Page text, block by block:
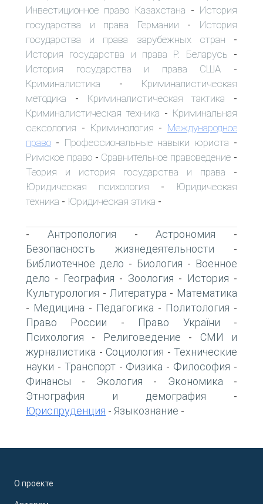
Инвестиционное право Казахстана - История
государства и права Германии - История
государства и права зарубежных стран -
История государства и права Р. Беларусь -
История государства и права США -
Криминалистика - Криминалистическая
методика - Криминалистическая тактика -
Криминалистическая техника - Криминальная
сексология - Криминология - Международное
право - Профессиональные навыки юриста -
Римское право- Сравнительное правоведение -
Теория и история государства и права -
Юридическая психология -
Юридическая
техника - Юридическая этика -
- Антропология -Астрономия -
Безопасность жизнедеятельности -
Библиотечное дело - Биология - Военное
дело - География - Зоология - История -
Культурология - Литература - Математика
- Медицина - Педагогика - Политология -
Право России - Право України -
Психология - Религоведение - СМИ и
журналистика - Социология - Технические
науки - Транспорт- Физика - Философия -
Финансы - Экология - Экономика -
Этнография и демография -
Юриспруденция - Языкознание -
О проекте